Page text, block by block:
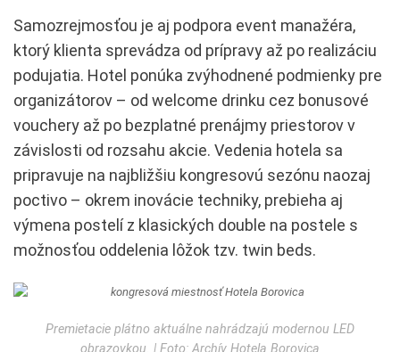
Samozrejmosťou je aj podpora event manažéra,
ktorý klienta sprevádza od prípravy až po realizáciu
podujatia. Hotel ponúka zvýhodnené podmienky pre
organizátorov – od welcome drinku cez bonusové
vouchery až po bezplatné prenájmy priestorov v
závislosti od rozsahu akcie. Vedenia hotela sa
pripravuje na najbližšiu kongresovú sezónu naozaj
poctivo – okrem inovácie techniky, prebieha aj
výmena postelí z klasických double na postele s
možnosťou oddelenia lôžok tzv. twin beds.
Premietacie plátno aktuálne nahrádzajú modernou LED
obrazovkou. | Foto: Archív Hotela Borovica